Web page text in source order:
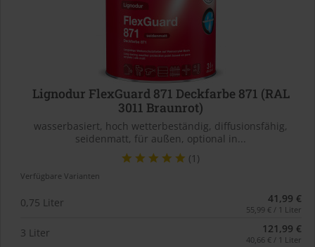
Lignodur FlexGuard 871 Deckfarbe 871 (RAL
3011 Braunrot)
wasserbasiert, hoch wetterbeständig, diffusionsfähig,
seidenmatt, für außen, optional in...
(1)
Verfügbare Varianten
0,75 Liter 41,99 €
55,99 € / 1 Liter
3 Liter 121,99 €
40,66 € / 1 Liter